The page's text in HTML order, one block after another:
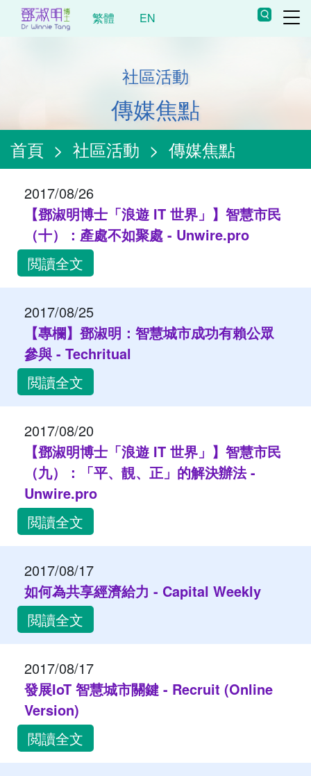
繁體 EN
社區活動
傳媒焦點
首頁 > 社區活動 > 傳媒焦點
2017/08/26
【鄧淑明博士「浪遊 IT 世界」】智慧市民
（十）：產處不如聚處 - Unwire.pro
閲讀全文
2017/08/25
【專欄】鄧淑明：智慧城市成功有賴公眾
參與 - Techritual
閲讀全文
2017/08/20
【鄧淑明博士「浪遊 IT 世界」】智慧市民
（九）：「平、靚、正」的解決辦法 -
Unwire.pro
閲讀全文
2017/08/17
如何為共享經濟給力 - Capital Weekly
閲讀全文
2017/08/17
發展IoT 智慧城市關鍵 - Recruit (Online
Version)
閲讀全文